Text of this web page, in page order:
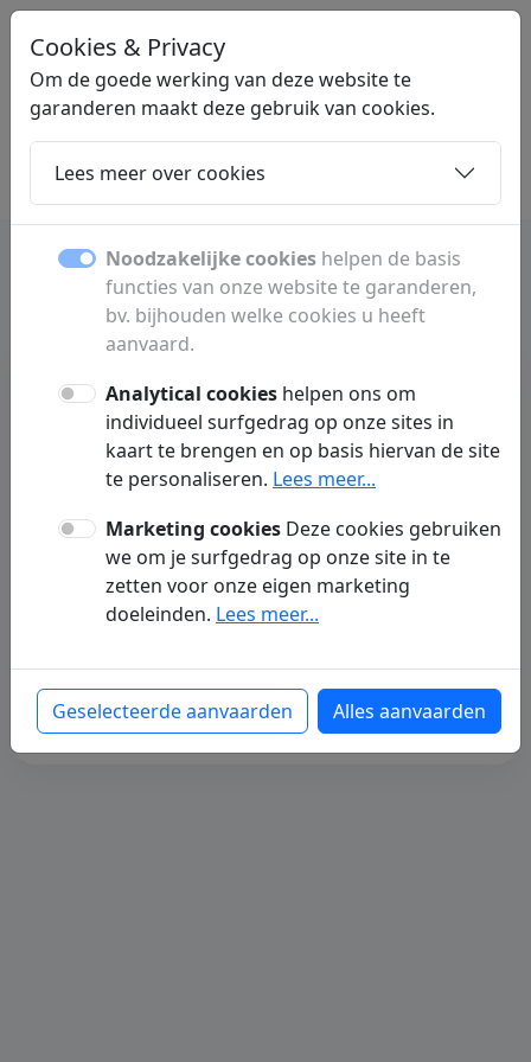
LINKGIGANT.BE
Home Dochters Contact
Geen artikelen gevonden :(
Op dit ogenblik zijn er nog geen artikelen
voor deze dochterpagina beschikbaar. We
werken eraan om binnenkort nieuwe
Terug naar de homepagina
Cookies & Privacy
Om de goede werking van deze website te
garanderen maakt deze gebruik van cookies.
Lees meer over cookies
Noodzakelijke cookies helpen de basis
functies van onze website te garanderen,
bv. bijhouden welke cookies u heeft
aanvaard.
Analytical cookies helpen ons om
individueel surfgedrag op onze sites in
kaart te brengen en op basis hiervan de site
te personaliseren. Lees meer...
Marketing cookies Deze cookies gebruiken
we om je surfgedrag op onze site in te
zetten voor onze eigen marketing
doeleinden. Lees meer...
Geselecteerde aanvaarden Alles aanvaarden